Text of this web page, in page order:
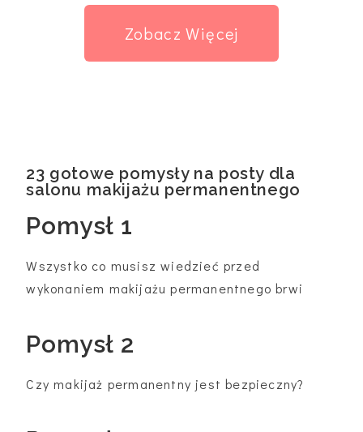
Zobacz Więcej
23 gotowe pomysły na posty dla
salonu makijażu permanentnego
Pomysł 1
Wszystko co musisz wiedzieć przed
wykonaniem makijażu permanentnego brwi
Pomysł 2
Czy makijaż permanentny jest bezpieczny?